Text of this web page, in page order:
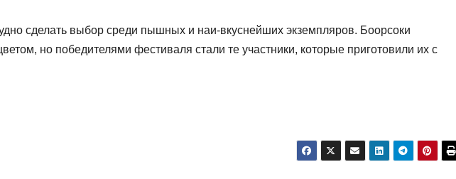
сделать выбор среди пышных и наи-вкуснейших экземпляров. Боорсоки
но победителями фестиваля стали те участники, которые приготовили их с